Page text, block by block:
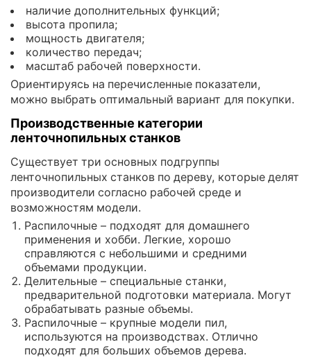
наличие дополнительных функций;
высота пропила;
мощность двигателя;
количество передач;
масштаб рабочей поверхности.
Ориентируясь на перечисленные показатели,
можно выбрать оптимальный вариант для покупки.
Производственные категории
ленточнопильных станков
Существует три основных подгруппы
ленточнопильных станков по дереву, которые делят
производители согласно рабочей среде и
возможностям модели.
Распилочные – подходят для домашнего
применения и хобби. Легкие, хорошо
справляются с небольшими и средними
объемами продукции.
Делительные – специальные станки,
предварительной подготовки материала. Могут
обрабатывать разные объемы.
Распилочные – крупные модели пил,
используются на производствах. Отлично
подходят для больших объемов дерева.